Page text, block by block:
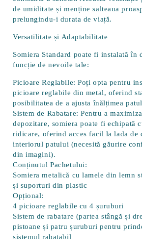
de umiditate și menține salteaua
prelungindu-i durata de viață.
Versatilitate și Adaptabilitate
Somiera Standard poate fi instalată în
funcție de nevoile tale:
Picioare Reglabile: Poți opta pentru
picioare reglabile din metal, oferind
posibilitatea de a ajusta înălțimea
Sistem de Rabatare: Pentru a
depozitare, somiera poate fi echipată
ridicare, oferind acces facil la lada de
interiorul patului (necesită găurire
din imagini).
Conținutul Pachetului:
Somiera metalică cu lamele din lemn
și suporturi din plastic
Opțional:
4 picioare reglabile cu 4 șuruburi
Sistem de rabatare (partea stângă și
pistoane și patru șuruburi pentru
sistemul rabatabil